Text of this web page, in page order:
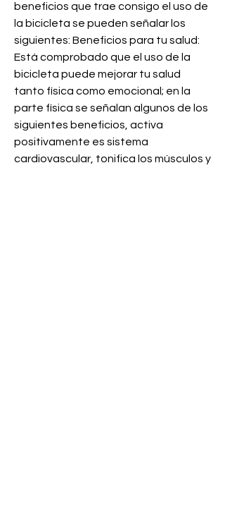
beneficios que trae consigo el uso de
la bicicleta se pueden señalar los
siguientes: Beneficios para tu salud:
Está comprobado que el uso de la
bicicleta puede mejorar tu salud
tanto física como emocional; en la
parte física se señalan algunos de los
siguientes beneficios, activa
positivamente es sistema
cardiovascular, tonifica los músculos y